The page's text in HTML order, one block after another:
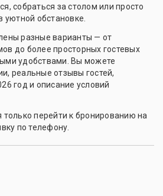
собраться за столом или просто
уютной обстановке.
разные варианты — от
до более просторных гостевых
удобствами. Вы можете
реальные отзывы гостей,
год и описание условий
только перейти к бронированию на
по телефону.